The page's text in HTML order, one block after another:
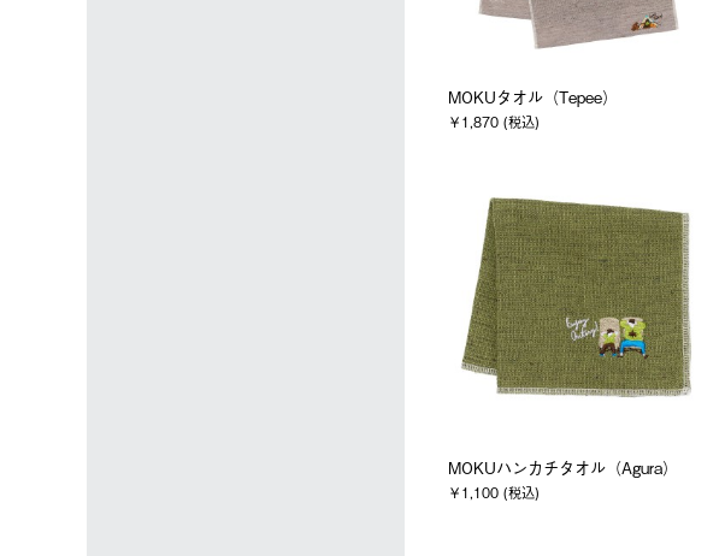
MOKUタオル（Tepee）
￥1,870 (税込)
MOKUハンカチタオル（Agura）
￥1,100 (税込)